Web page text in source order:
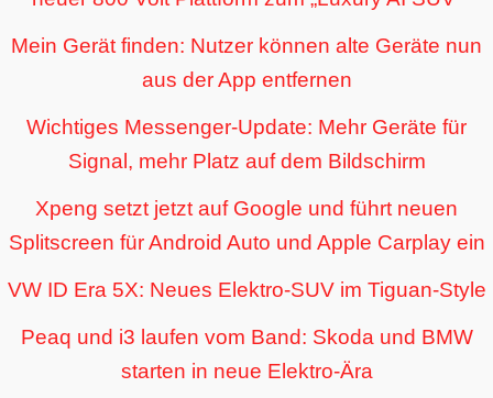
Mein Gerät finden: Nutzer können alte Geräte nun
aus der App entfernen
Wichtiges Messenger-Update: Mehr Geräte für
Signal, mehr Platz auf dem Bildschirm
Xpeng setzt jetzt auf Google und führt neuen
Splitscreen für Android Auto und Apple Carplay ein
VW ID Era 5X: Neues Elektro-SUV im Tiguan-Style
Peaq und i3 laufen vom Band: Skoda und BMW
starten in neue Elektro-Ära